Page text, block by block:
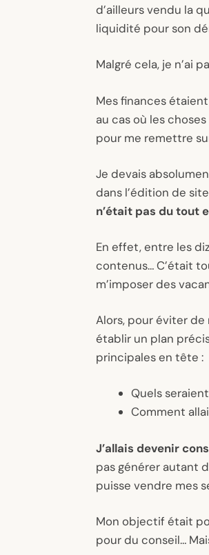
d’ailleurs vendu la
liquidité pour son
Malgré cela, je n’ai
Mes finances
au cas où les
pour me remettre
Je devais
dans l’édition de
n’était pas du tout
En effet, entre les
contenus… C’était
m’imposer des
Alors, pour éviter
établir un plan
principales en tête :
Quels
Comment
J’allais devenir
pas générer autant
puisse vendre mes
Mon objectif était
pour du conseil…